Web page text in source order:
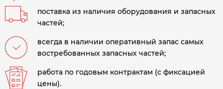
поставка из наличия оборудования и запасных
частей;
всегда в наличии оперативный запас самых
востребованных запасных частей;
работа по годовым контрактам (с фиксацией
цены).